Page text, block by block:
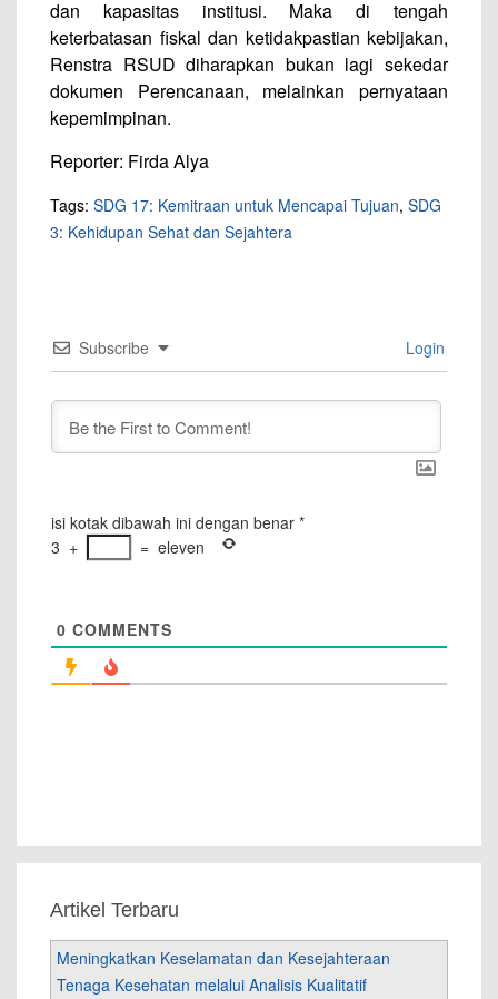
dan kapasitas institusi. Maka di tengah
keterbatasan fiskal dan ketidakpastian kebijakan,
Renstra RSUD diharapkan bukan lagi sekedar
dokumen Perencanaan, melainkan pernyataan
kepemimpinan.
Reporter: Firda Alya
Tags: SDG 17: Kemitraan untuk Mencapai Tujuan, SDG
3: Kehidupan Sehat dan Sejahtera
Subscribe Login
isi kotak dibawah ini dengan benar *
3 + = eleven
0 COMMENTS
Artikel Terbaru
Meningkatkan Keselamatan dan Kesejahteraan
Tenaga Kesehatan melalui Analisis Kualitatif